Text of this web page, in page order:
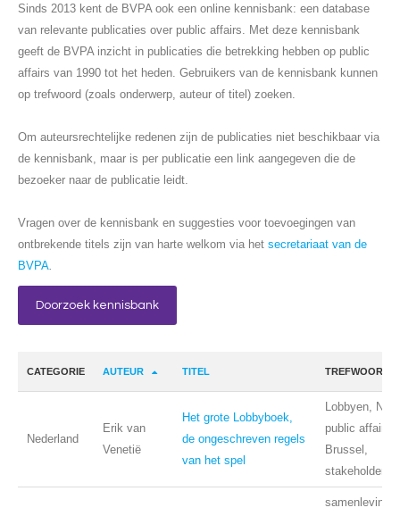
Sinds 2013 kent de BVPA ook een online kennisbank: een database
van relevante publicaties over public affairs. Met deze kennisbank
geeft de BVPA inzicht in publicaties die betrekking hebben op public
affairs van 1990 tot het heden. Gebruikers van de kennisbank kunnen
op trefwoord (zoals onderwerp, auteur of titel) zoeken.
Om auteursrechtelijke redenen zijn de publicaties niet beschikbaar via
de kennisbank, maar is per publicatie een link aangegeven die de
bezoeker naar de publicatie leidt.
Vragen over de kennisbank en suggesties voor toevoegingen van
ontbrekende titels zijn van harte welkom via het secretariaat van de
BVPA.
Doorzoek kennisbank
CATEGORIE AUTEUR TITEL
Nederland
Erik van
Venetië
Het grote Lobbyboek,
de ongeschreven regels
van het spel
Lobbyen,
public affairs,
Brussel,
stakeholders
samenleving,